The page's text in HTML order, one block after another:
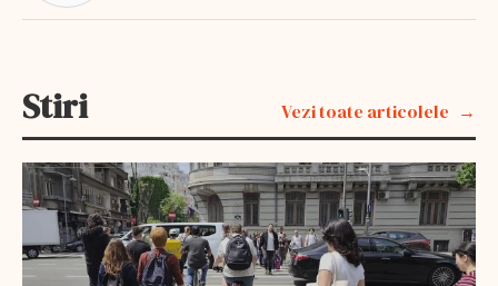
Stiri Vezi toate articolele